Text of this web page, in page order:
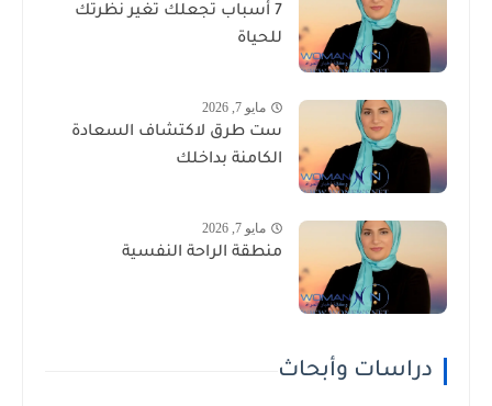
7 أسباب تجعلك تغير نظرتك
للحياة
مايو 7, 2026
ست طرق لاكتشاف السعادة
الكامنة بداخلك
مايو 7, 2026
منطقة الراحة النفسية
دراسات وأبحاث